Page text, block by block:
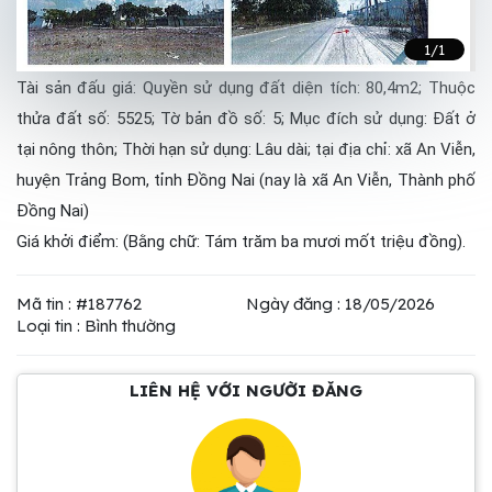
1/1
Tài sản đấu giá: Quyền sử dụng đất diện tích: 80,4m2; Thuộc
thửa đất số: 5525; Tờ bản đồ số: 5; Mục đích sử dụng: Đất ở
tại nông thôn; Thời hạn sử dụng: Lâu dài; tại địa chỉ: xã An Viễn,
huyện Trảng Bom, tỉnh Đồng Nai (nay là xã An Viễn, Thành phố
Đồng Nai)
Giá khởi điểm: (Bằng chữ: Tám trăm ba mươi mốt triệu đồng).
Mã tin : #187762
Ngày đăng : 18/05/2026
Loại tin : Bình thường
LIÊN HỆ VỚI NGƯỜI ĐĂNG